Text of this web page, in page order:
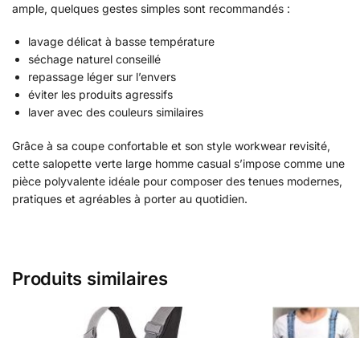
ample, quelques gestes simples sont recommandés :
lavage délicat à basse température
séchage naturel conseillé
repassage léger sur l’envers
éviter les produits agressifs
laver avec des couleurs similaires
Grâce à sa coupe confortable et son style workwear revisité,
cette salopette verte large homme casual s’impose comme une
pièce polyvalente idéale pour composer des tenues modernes,
pratiques et agréables à porter au quotidien.
Produits similaires